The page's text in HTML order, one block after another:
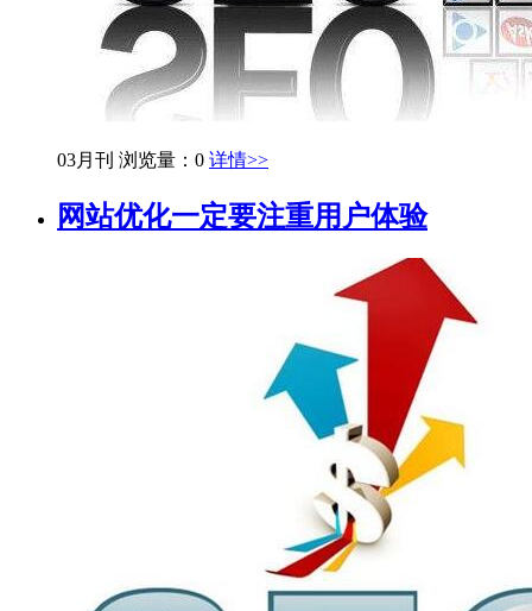
03月刊 浏览量：0 详情>>
网站优化一定要注重用户体验